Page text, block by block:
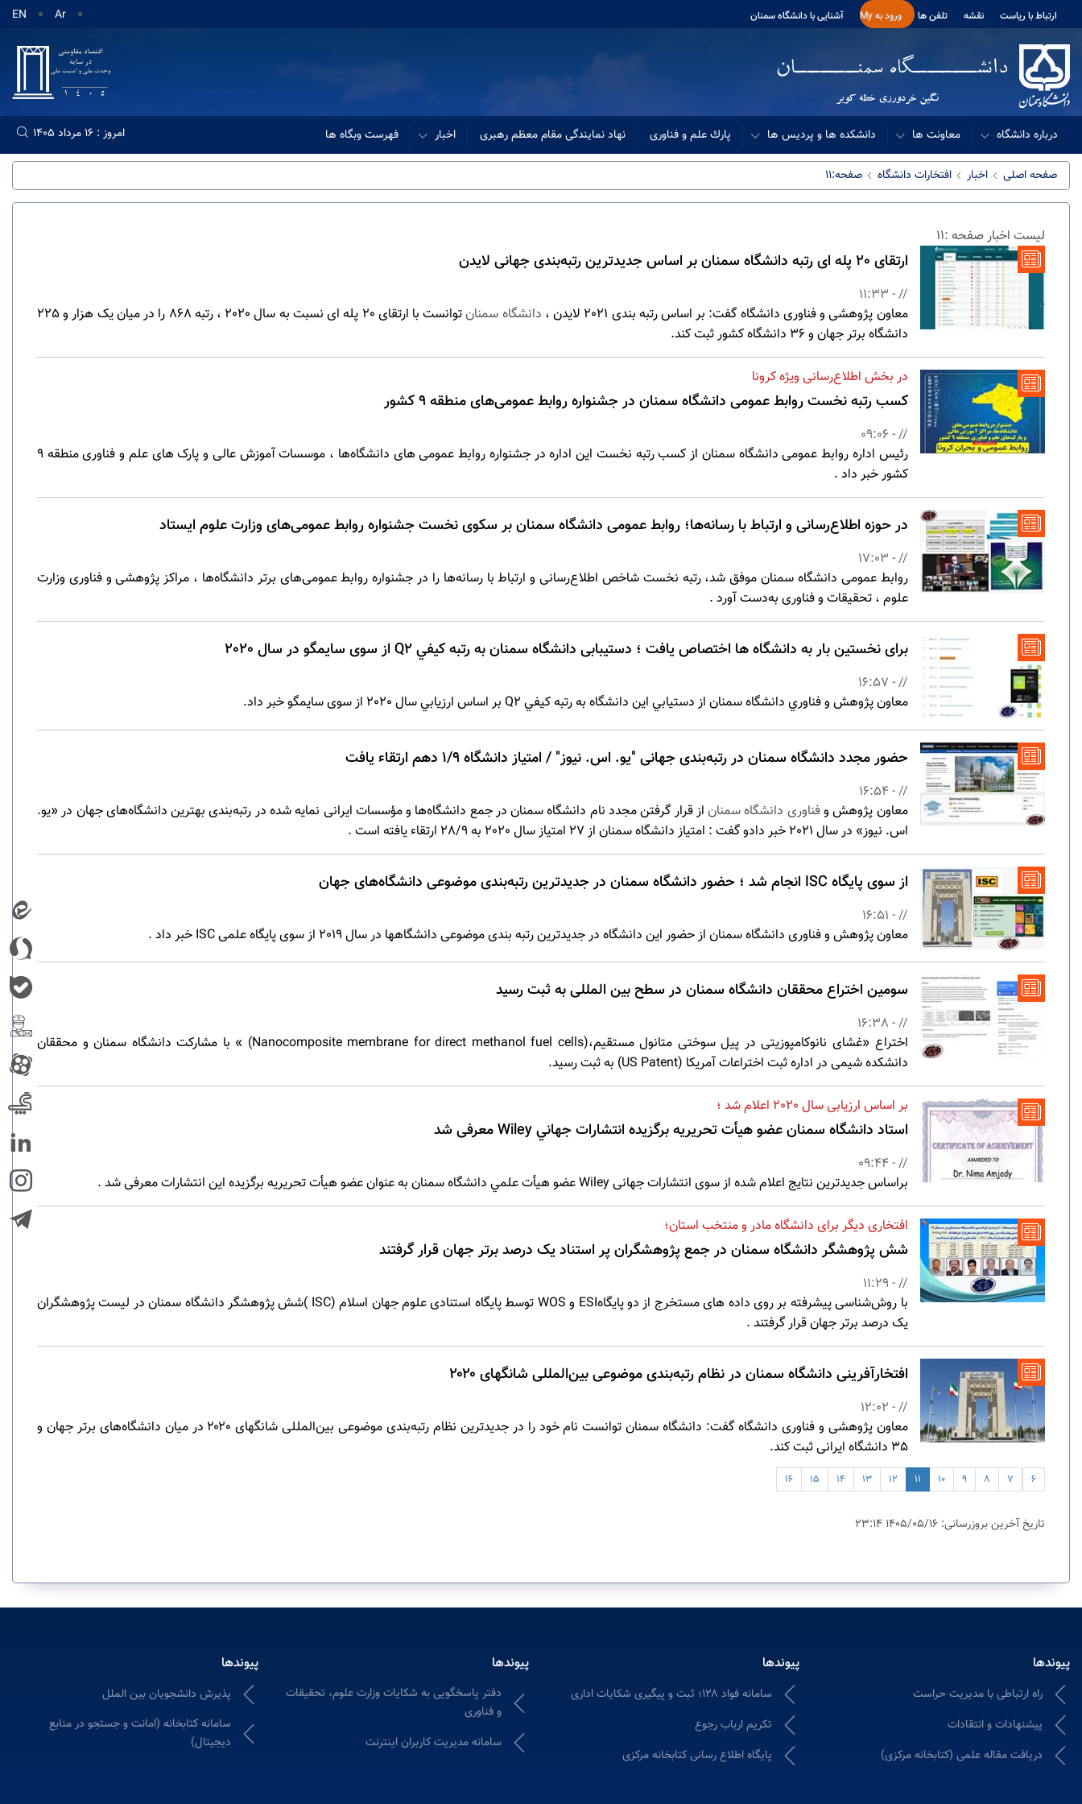
ارتباط با ریاست نقشه تلفن ها ورود به My آشنایی با دانشگاه سمنان EN Ar
درباره دانشگاه معاونت ها دانشکده ها و پردیس ها پارك علم و فناوری نهاد نمایندگی مقام معظم رهبری اخبار فهرست وبگاه ها امروز : 16 مرداد 1405
صفحه اصلی اخبار افتخارات دانشگاه صفحه:11
لیست اخبار صفحه :11
ارتقای 20 پله ای رتبه دانشگاه سمنان بر اساس جدیدترین رتبه‌بندی جهانی لایدن
// - 11:33
معاون پژوهشی و فناوری دانشگاه گفت: بر اساس رتبه بندی 2021 لایدن ،
دانشگاه سمنان
توانست با ارتقای 20 پله ای نسبت به سال 2020 ، رتبه 868 را در میان یک هزار و 225
دانشگاه‌ برتر جهان و 36 دانشگاه کشور ثبت کند.
در بخش اطلاع‌رسانی ویژه کرونا
کسب رتبه نخست روابط عمومی دانشگاه سمنان در جشنواره روابط عمومی‌های منطقه 9 کشور
// - 09:06
رئیس اداره روابط عمومی دانشگاه سمنان از کسب رتبه نخست این اداره در جشنواره روابط عمومی های دانشگاه‌ها ، موسسات آموزش عالی و پارک های علم و فناوری منطقه 9
کشور خبر داد .
در حوزه اطلاع‌رسانی و ارتباط با رسانه‌ها؛ روابط عمومی دانشگاه سمنان بر سکوی نخست جشنواره روابط عمومی‌های وزارت علوم ایستاد
// - 17:03
روابط عمومی دانشگاه سمنان موفق شد، رتبه نخست شاخص اطلاع‌رسانی و ارتباط با رسانه‌ها را در جشنواره روابط عمومی‌های برتر دانشگاه‌ها ، مراکز پژوهشی و فناوری وزارت
علوم ، تحقیقات و فناوری به‌دست آورد .
برای نخستین بار به دانشگاه ها اختصاص یافت ؛ دستیبابی دانشگاه سمنان به رتبه كيفي Q2 از سوی سایمگو در سال 2020
// - 16:57
معاون پژوهش و فناوري دانشگاه سمنان از دستيابي اين دانشگاه به رتبه كيفي Q2 بر اساس ارزيابي سال 2020 از سوی سایمگو خبر داد.
حضور مجدد دانشگاه سمنان در رتبه‌بندی جهانی "یو. اس. نیوز" / امتیاز دانشگاه 1/9 دهم ارتقاء یافت
// - 16:54
معاون پژوهش وفناوری دانشگاه سمناناز قرار گرفتن مجدد نام دانشگاه سمنان در جمع دانشگاه‌ها و مؤسسات ایرانی نمایه شده در رتبه‌بندی بهترین دانشگاه‌های جهان در «یو.
اس. نیوز» در سال 2021 خبر دادو گفت : امتیاز دانشگاه سمنان از 27 امتیاز سال 2020 به 28/9 ارتقاء یافته است .
از سوی پایگاه ISC انجام شد ؛ حضور دانشگاه سمنان در جدیدترین رتبه‌بندی موضوعی دانشگاه‌های جهان
// - 16:51
معاون پژوهش و فناوری دانشگاه سمنان از حضور این دانشگاه در جدیدترین رتبه بندی موضوعی دانشگاهها در سال 2019 از سوی پایگاه علمی ISC خبر داد .
سومین اختراع محققان دانشگاه سمنان در سطح بین المللی به ثبت رسید
// - 16:38
اختراع «غشای نانوکامپوزیتی در پیل سوختی متانول مستقیم،(Nanocomposite membrane for direct methanol fuel cells) » با مشارکت دانشگاه سمنان و محققان
دانشکده شیمی در اداره ثبت اختراعات آمریکا (US Patent) به ثبت رسید.
بر اساس ارزیابی سال 2020 اعلام شد ؛
استاد دانشگاه سمنان عضو هيأت تحريريه برگزيده انتشارات جهاني Wiley معرفی شد
// - 09:44
براساس جدیدترین نتایج اعلام شده از سوی انتشارات جهانی Wiley عضو هيأت علمي دانشگاه سمنان به عنوان عضو هيأت تحريريه برگزيده این انتشارات معرفی شد .
افتخاری دیگر برای دانشگاه مادر و منتخب استان؛
شش پژوهشگر دانشگاه سمنان در جمع پژوهشگران پر استناد یک درصد برتر جهان قرار گرفتند
// - 11:29
با روش‌شناسی پیشرفته بر روی داده های مستخرج از دو پایگاهESI و WOS توسط پایگاه استنادی علوم جهان اسلام (ISC )شش پژوهشگر دانشگاه سمنان در لیست پژوهشگران
یک درصد برتر جهان قرار گرفتند .
افتخارآفرینی دانشگاه سمنان در نظام رتبه‌بندی موضوعی بین‌المللی شانگهای ۲۰۲۰
// - 12:02
معاون پژوهشی و فناوری دانشگاه گفت: دانشگاه سمنان توانست نام خود را در جدیدترین نظام رتبه‌بندی موضوعی بین‌المللی شانگهای ۲۰۲۰ در میان دانشگاه‌های برتر جهان و
35 دانشگاه ایرانی ثبت کند.
6
7
8
9
10
11
12
13
14
15
16
تاریخ آخرین بروزرسانی: 1405/05/16 23:14
پیوندها
راه ارتباطی با مدیریت حراست
پیشنهادات و انتقادات
دریافت مقاله علمی (کتابخانه مرکزی)
پیوندها
سامانه فواد ۱۲۸؛ ثبت و پیگیری شکایات اداری
تکریم ارباب رجوع
پایگاه اطلاع رسانی کتابخانه مرکزی
پیوندها
دفتر پاسخگویی به شکایات وزارت علوم، تحقیقات
و فناوری
سامانه مدیریت کاربران اینترنت
پیوندها
پذیرش دانشجویان بین الملل
سامانه كتابخانه (امانت و جستجو در منابع
دیجیتال)